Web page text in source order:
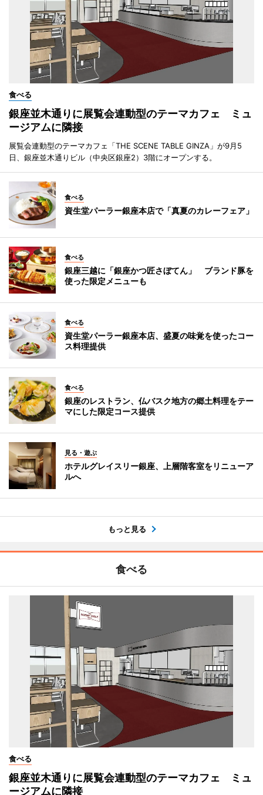
食べる
銀座並木通りに展覧会連動型のテーマカフェ ミュ
ージアムに隣接
展覧会連動型のテーマカフェ「THE SCENE TABLE GINZA」が9月5
日、銀座並木通りビル（中央区銀座2）3階にオープンする。
食べる
資生堂パーラー銀座本店で「真夏のカレーフェア」
食べる
銀座三越に「銀座かつ匠さぼてん」 ブランド豚を
使った限定メニューも
食べる
資生堂パーラー銀座本店、盛夏の味覚を使ったコー
ス料理提供
食べる
銀座のレストラン、仏バスク地方の郷土料理をテー
マにした限定コース提供
見る・遊ぶ
ホテルグレイスリー銀座、上層階客室をリニューア
ルへ
もっと見る
食べる
食べる
銀座並木通りに展覧会連動型のテーマカフェ ミュ
ージアムに隣接